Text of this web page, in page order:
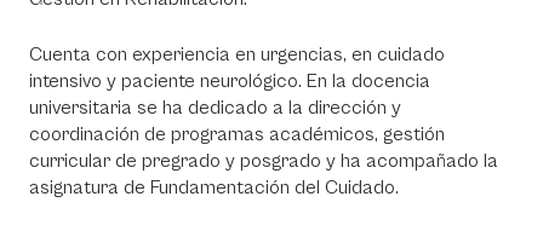
Cuenta con experiencia en urgencias, en cuidado
intensivo y paciente neurológico. En la docencia
universitaria se ha dedicado a la dirección y
coordinación de programas académicos, gestión
curricular de pregrado y posgrado y ha acompañado la
asignatura de Fundamentación del Cuidado.